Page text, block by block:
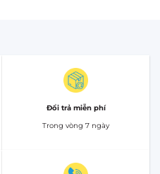
Đổi trả miễn phí
Trong vòng 7 ngày